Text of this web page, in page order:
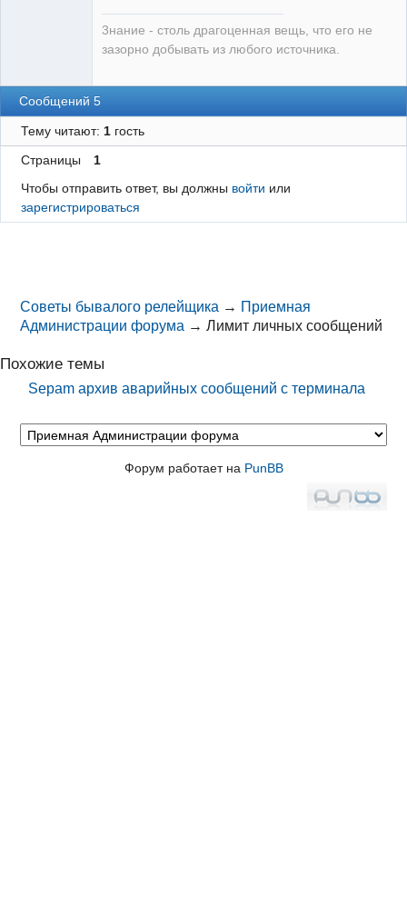
3нание - столь драгоценная вещь, что его не
зазорно добывать из любого источника.
Сообщений 5
Тему читают: 1гость
Страницы
1
Чтобы отправить ответ, вы должны войти или
зарегистрироваться
Советы бывалого релейщика → Приемная
Администрации форума →Лимит личных сообщений
Похожие темы
Sepam архив аварийных сообщений с терминала
Форум работает на PunBB